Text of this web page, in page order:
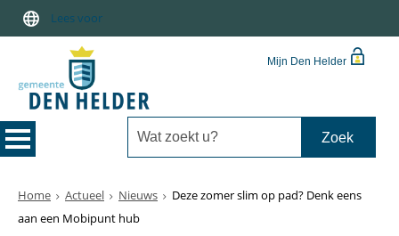
Lees voor
Mijn Den Helder
Home Actueel Nieuws
Deze zomer slim op pad? Denk eens
aan een Mobipunt hub